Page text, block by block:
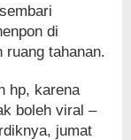
di
ruang tahanan.
hp, karena
boleh viral –
jumat